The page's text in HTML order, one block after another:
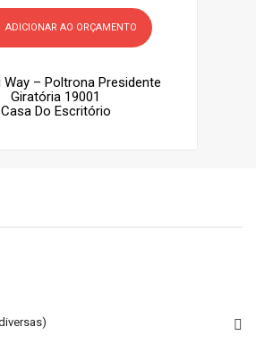
ADICIONAR AO ORÇAMENTO
Way – Poltrona Presidente
Giratória 19001
Casa Do Escritório